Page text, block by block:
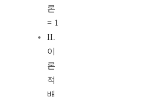
론
= 1
II.
이
론
적
배